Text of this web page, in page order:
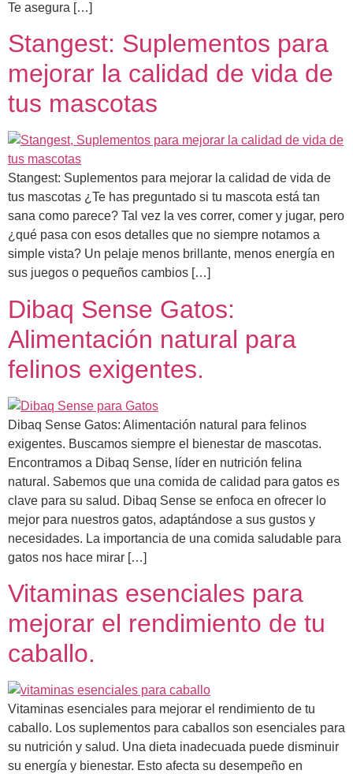
Te asegura […]
Stangest: Suplementos para
mejorar la calidad de vida de
tus mascotas
Stangest: Suplementos para mejorar la calidad de vida de
tus mascotas ¿Te has preguntado si tu mascota está tan
sana como parece? Tal vez la ves correr, comer y jugar, pero
¿qué pasa con esos detalles que no siempre notamos a
simple vista? Un pelaje menos brillante, menos energía en
sus juegos o pequeños cambios […]
Dibaq Sense Gatos:
Alimentación natural para
felinos exigentes.
Dibaq Sense Gatos: Alimentación natural para felinos
exigentes. Buscamos siempre el bienestar de mascotas.
Encontramos a Dibaq Sense, líder en nutrición felina
natural. Sabemos que una comida de calidad para gatos es
clave para su salud. Dibaq Sense se enfoca en ofrecer lo
mejor para nuestros gatos, adaptándose a sus gustos y
necesidades. La importancia de una comida saludable para
gatos nos hace mirar […]
Vitaminas esenciales para
mejorar el rendimiento de tu
caballo.
Vitaminas esenciales para mejorar el rendimiento de tu
caballo. Los suplementos para caballos son esenciales para
su nutrición y salud. Una dieta inadecuada puede disminuir
su energía y bienestar. Esto afecta su desempeño en